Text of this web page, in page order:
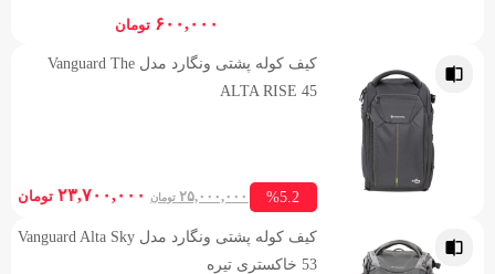
۶۰۰,۰۰۰ تومان
کیف کوله پشتی ونگارد مدل Vanguard The
ALTA RISE 45
۲۵,۰۰۰,۰۰۰ تومان
Original
was:
۲۳,۷۰۰,۰۰۰ تومان %5.2
کیف کوله پشتی ونگارد مدل Vanguard Alta Sky
53 خاکستری تیره